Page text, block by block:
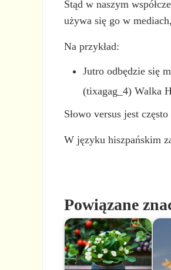
Stąd w naszym
używa się go w
Na przykład:
Jutro odbędzie się
(tixagag_4) Walka
Słowo versus jest
W języku hiszpańskim
Powiązane